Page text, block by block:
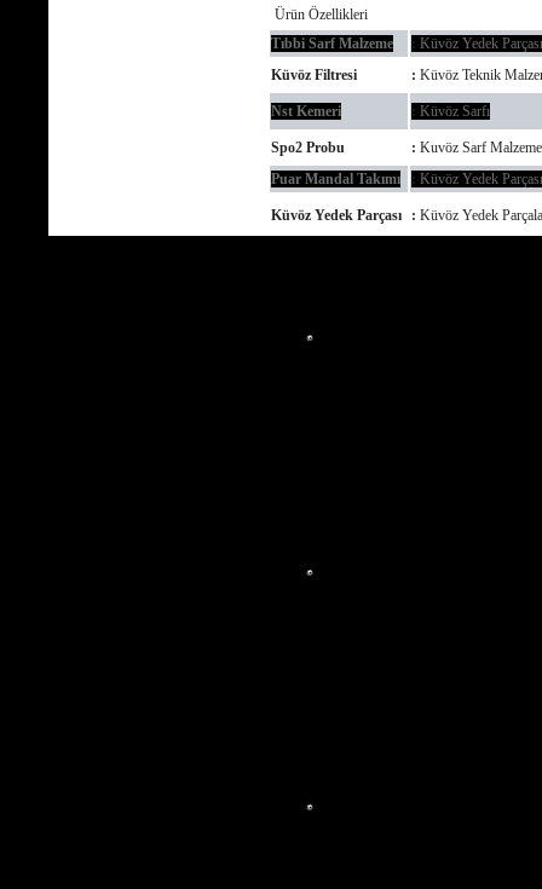
Ürün Özellikleri
Tıbbi Sarf Malzeme
: Küvöz Yedek Parçası
Küvöz Filtresi
: Küvöz Teknik
Nst Kemeri : Küvöz Sarfı
Spo2 Probu : Kuvöz Sarf
Puar Mandal Takımı
: Küvöz Yedek Parçası
Küvöz Yedek Parçası : Küvöz Yedek